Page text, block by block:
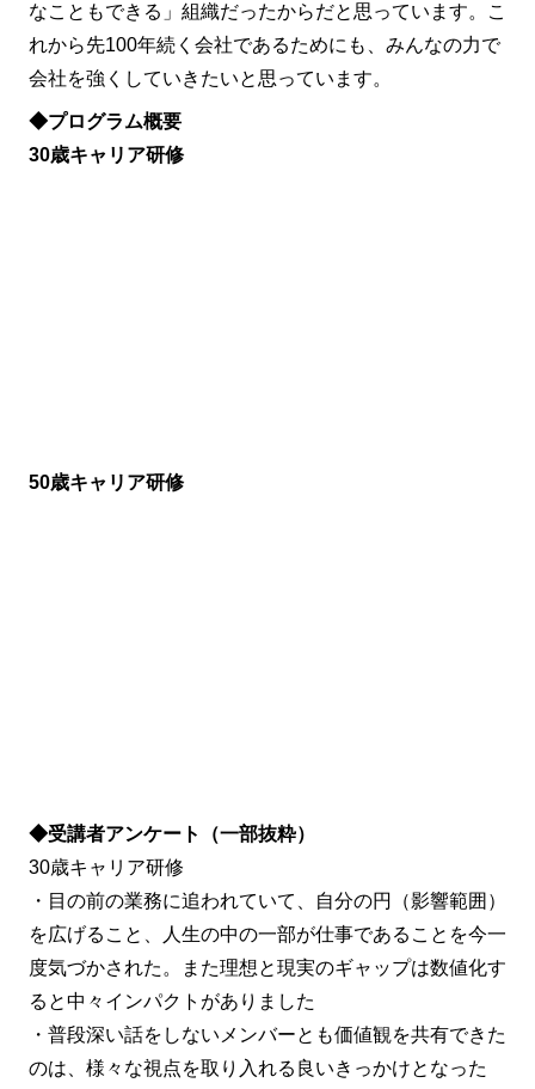
なこともできる」組織だったからだと思っています。こ
れから先100年続く会社であるためにも、みんなの力で
会社を強くしていきたいと思っています。
◆プログラム概要
30歳キャリア研修
50歳キャリア研修
◆受講者アンケート（一部抜粋）
30歳キャリア研修
・目の前の業務に追われていて、自分の円（影響範囲）
を広げること、人生の中の一部が仕事であることを今一
度気づかされた。また理想と現実のギャップは数値化す
ると中々インパクトがありました
・普段深い話をしないメンバーとも価値観を共有できた
のは、様々な視点を取り入れる良いきっかけとなった